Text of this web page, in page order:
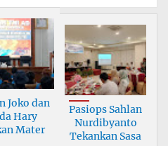
Joko dan
Hary
Mater
Pasiops Sahlan
Nurdibyanto
Tekankan Sasa